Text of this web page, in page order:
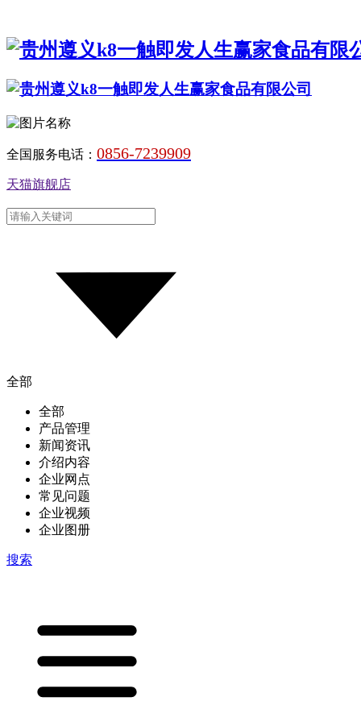
全国服务电话： 0856-7239909
天猫旗舰店
全部
全部
产品管理
新闻资讯
介绍内容
企业网点
常见问题
企业视频
企业图册
搜索